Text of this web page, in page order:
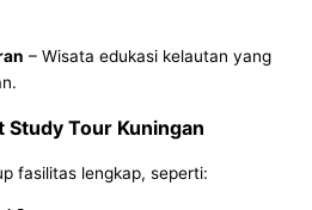
– Wisata edukasi kelautan yang
Study Tour Kuningan
fasilitas lengkap, seperti: